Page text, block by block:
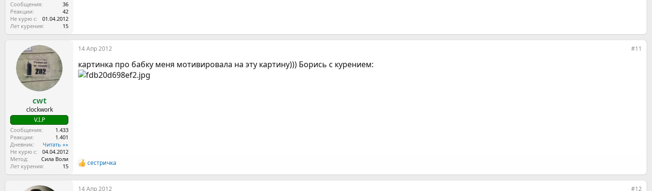
Сообщения
36
Реакции
42
Не курю с
01.04.2012
Лет курения
15
cwt
clockwork
V.I.P
Сообщения
1.433
Реакции
1.401
Дневник
Читать »»
Не курю с
04.04.2012
Метод
Сила Воли
Лет курения
15
14 Апр 2012 #11
картинка про бабку меня мотивировала на эту картину))) Борись с курением:
Р
е
а
к
сестричка
14 Апр 2012 #12